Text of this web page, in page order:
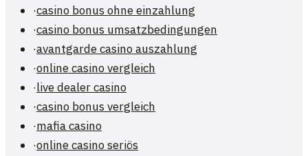
·casino bonus ohne einzahlung
·casino bonus umsatzbedingungen
·avantgarde casino auszahlung
·online casino vergleich
·live dealer casino
·casino bonus vergleich
·mafia casino
·online casino seriös